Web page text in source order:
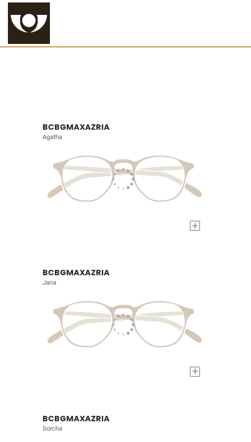
BCBGMAXAZRIA
Agatha
+
BCBGMAXAZRIA
Jana
+
BCBGMAXAZRIA
Sorcha